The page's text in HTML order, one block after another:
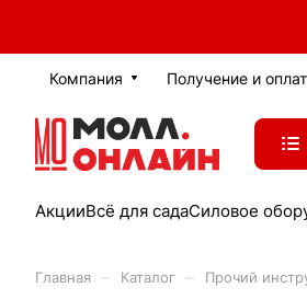
Компания Получение и
АкцииВсё для садаСиловое
Главная Каталог Прочий